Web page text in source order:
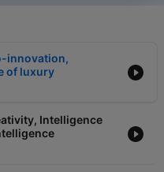
innovation,
of luxury
Intelligence